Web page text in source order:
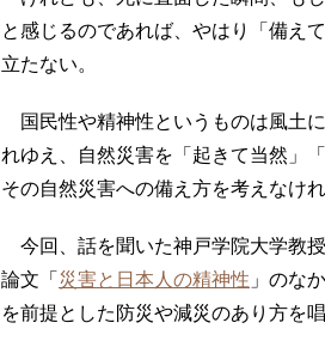
と感じるのであれば、やはり「備え
立たない。
国民性や精神性というものは風土
れゆえ、自然災害を「起きて当然」
その自然災害への備え方を考えなけ
今回、話を聞いた神戸学院大学教
論文「 災害と日本人の精神性 」のな
を前提とした防災や減災のあり方を